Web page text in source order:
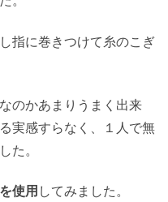
指に巻きつけて糸のこぎ
のかあまりうまく出来
実感すらなく、１人で無
た。
使用 してみました。